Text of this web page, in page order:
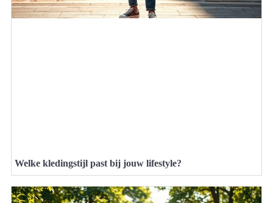
Welke kledingstijl past bij jouw lifestyle?